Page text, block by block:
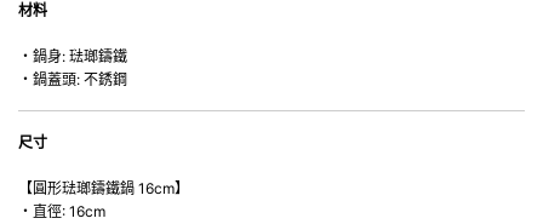
材料
・鍋身: 琺瑯鑄鐵
・鍋蓋頭: 不銹鋼
尺寸
【圓形琺瑯鑄鐵鍋 16cm】
・直徑: 16cm